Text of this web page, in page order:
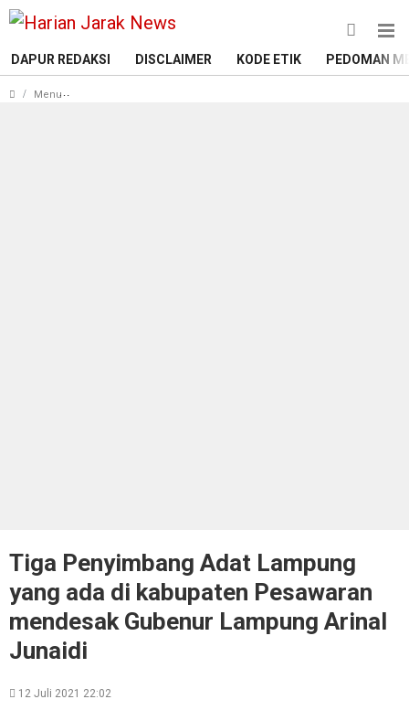
DAPUR REDAKSI DISCLAIMER KODE ETIK PEDOMAN
Menu
Tiga Penyimbang Adat Lampung
yang ada di kabupaten Pesawaran
mendesak Gubenur Lampung Arinal
Junaidi
12 Juli 2021 22:02